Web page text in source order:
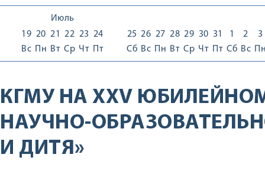
Июль
19
Вс
20
Пн
21
Вт
22
Ср
23
Чт
24
Пт
25
Сб
26
Вс
27
Пн
28
Вт
29
Ср
30
Чт
31
Пт
1
Сб
2
Вс
3
КГМУ НА XXV
НАУЧНО-
И ДИТЯ»